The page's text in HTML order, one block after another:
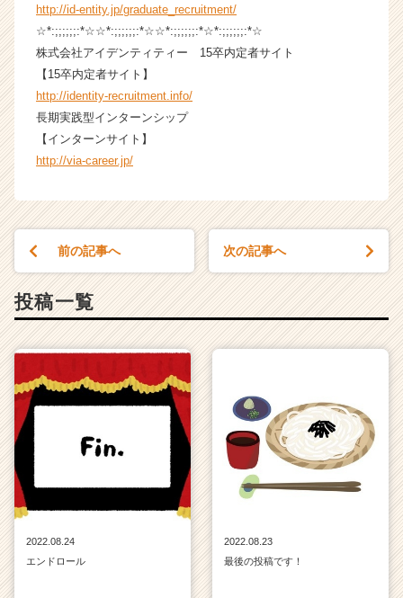
h
e
e
a
r
http://id-entity.jp/graduate_recruitment/
☆*:;;;;;;:*☆☆*:;;;;;;:*☆☆*:;;;;;;:*☆*:;;;;;;:*☆
株式会社アイデンティティー 15卒内定者サイト
【15卒内定者サイト】
http://identity-recruitment.info/
長期実践型インターンシップ
【インターンサイト】
http://via-career.jp/
前の記事へ 次の記事へ
投稿一覧
2022.08.24
エンドロール
2022.08.23
最後の投稿です！